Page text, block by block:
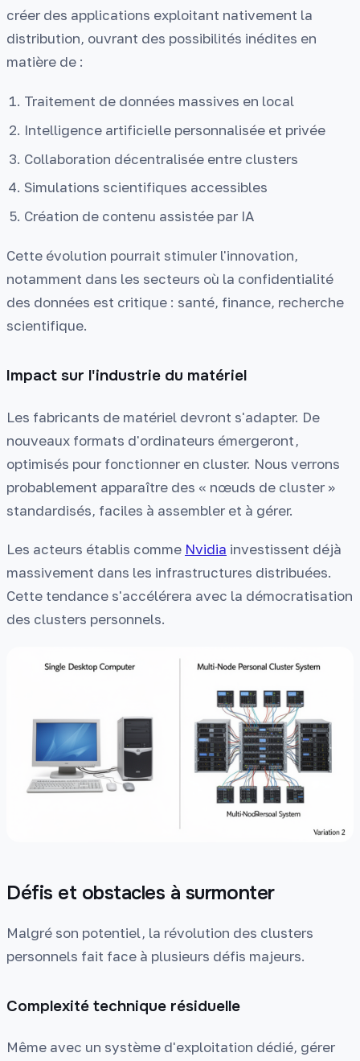
créer des applications exploitant nativement la
distribution, ouvrant des possibilités inédites en
matière de :
Traitement de données massives en local
Intelligence artificielle personnalisée et privée
Collaboration décentralisée entre clusters
Simulations scientifiques accessibles
Création de contenu assistée par IA
Cette évolution pourrait stimuler l'innovation,
notamment dans les secteurs où la confidentialité
des données est critique : santé, finance, recherche
scientifique.
Impact sur l'industrie du matériel
Les fabricants de matériel devront s'adapter. De
nouveaux formats d'ordinateurs émergeront,
optimisés pour fonctionner en cluster. Nous verrons
probablement apparaître des « nœuds de cluster »
standardisés, faciles à assembler et à gérer.
Les acteurs établis comme Nvidia investissent déjà
massivement dans les infrastructures distribuées.
Cette tendance s'accélérera avec la démocratisation
des clusters personnels.
Défis et obstacles à surmonter
Malgré son potentiel, la révolution des clusters
personnels fait face à plusieurs défis majeurs.
Complexité technique résiduelle
Même avec un système d'exploitation dédié, gérer